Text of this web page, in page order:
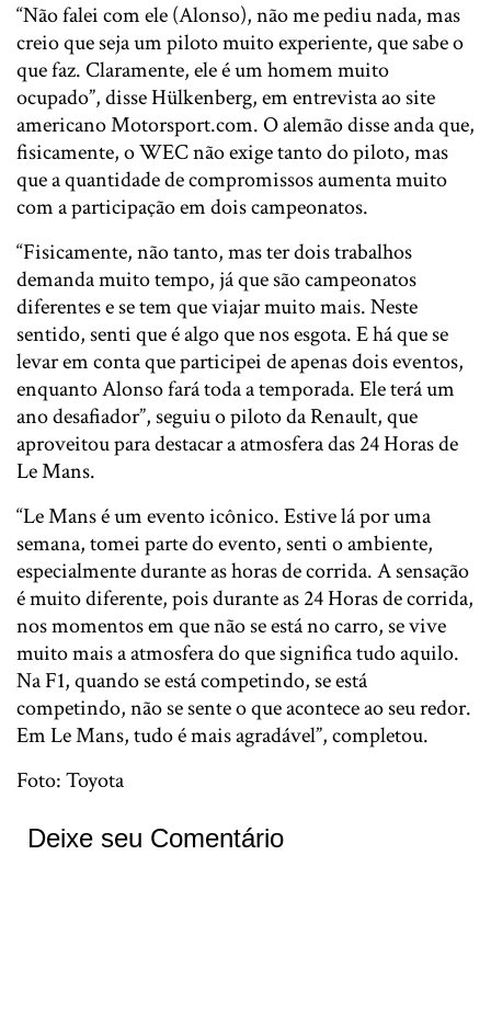
“Não falei com ele (Alonso), não me pediu nada, mas
creio que seja um piloto muito experiente, que sabe o
que faz. Claramente, ele é um homem muito
ocupado”, disse Hülkenberg, em entrevista ao site
americano Motorsport.com. O alemão disse anda que,
fisicamente, o WEC não exige tanto do piloto, mas
que a quantidade de compromissos aumenta muito
com a participação em dois campeonatos.
“Fisicamente, não tanto, mas ter dois trabalhos
demanda muito tempo, já que são campeonatos
diferentes e se tem que viajar muito mais. Neste
sentido, senti que é algo que nos esgota. E há que se
levar em conta que participei de apenas dois eventos,
enquanto Alonso fará toda a temporada. Ele terá um
ano desafiador”, seguiu o piloto da Renault, que
aproveitou para destacar a atmosfera das 24 Horas de
Le Mans.
“Le Mans é um evento icônico. Estive lá por uma
semana, tomei parte do evento, senti o ambiente,
especialmente durante as horas de corrida. A sensação
é muito diferente, pois durante as 24 Horas de corrida,
nos momentos em que não se está no carro, se vive
muito mais a atmosfera do que significa tudo aquilo.
Na F1, quando se está competindo, se está
competindo, não se sente o que acontece ao seu redor.
Em Le Mans, tudo é mais agradável”, completou.
Foto: Toyota
Deixe seu Comentário